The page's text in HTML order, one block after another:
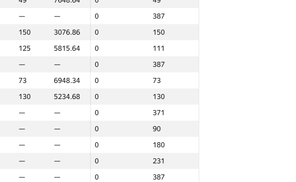
— — 0
387
150 3076.86 0
150
125 5815.64 0
111
— — 0
387
73 6948.34 0
73
130 5234.68 0
130
— — 0
371
— — 0
90
— — 0
180
— — 0
231
— — 0
387
Total
NGP30 Sum Min place